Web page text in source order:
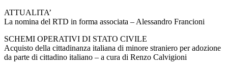
ATTUALITA’
La nomina del RTD in forma associata – Alessandro Francioni
SCHEMI OPERATIVI DI STATO CIVILE
Acquisto della cittadinanza italiana di minore straniero per adozione
da parte di cittadino italiano – a cura di Renzo Calvigioni